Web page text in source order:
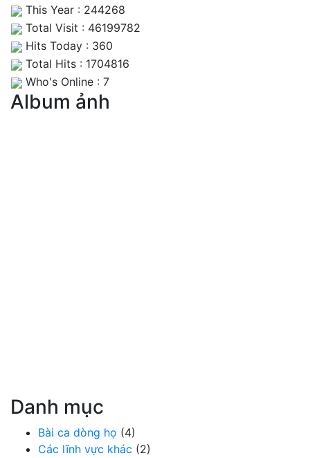
This Year : 244268
Total Visit : 46199782
Hits Today : 360
Total Hits : 1704816
Who's Online : 7
Album ảnh
Danh mục
Bài ca dòng họ (4)
Các lĩnh vực khác (2)